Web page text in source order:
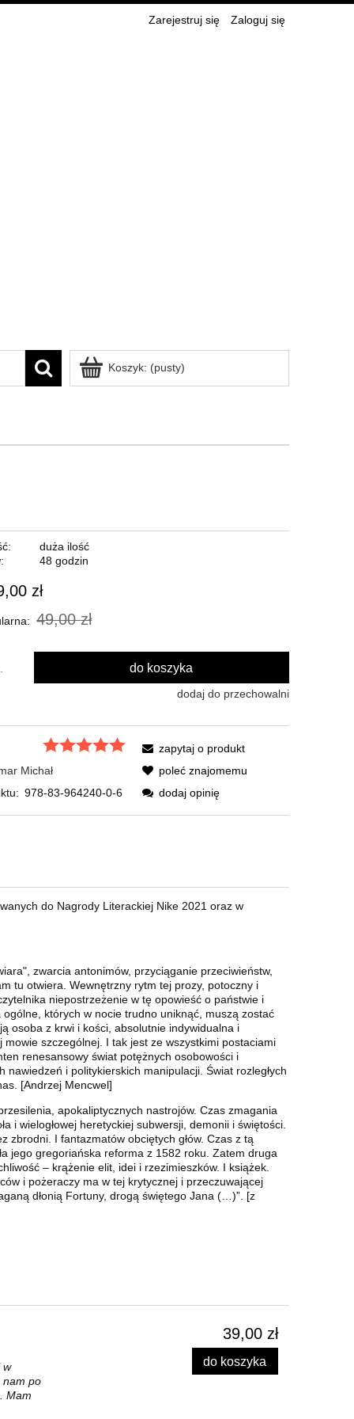
Zarejestruj się Zaloguj się
Koszyk: (pusty)
duża ilość
48 godzin
zł
49,00 zł
do koszyka
dodaj do przechowalni
Michał
978-83-964240-0-6
zapytaj o produkt
poleć znajomemu
dodaj opinię
do Nagrody Literackiej Nike 2021 oraz w
zwarcia antonimów, przyciąganie przeciwieństw,
tu otwiera. Wewnętrzny rytm tej prozy, potoczny i
niepostrzeżenie w tę opowieść o państwie i
których w nocie trudno uniknąć, muszą zostać
osoba z krwi i kości, absolutnie indywidualna i
szczególnej. I tak jest ze wszystkimi postaciami
renesansowy świat potężnych osobowości i
i politykierskich manipulacji. Świat rozległych
[Andrzej Mencwel]
apokaliptycznych nastrojów. Czas zmagania
i wielogłowej heretyckiej subwersji, demonii i świętości.
zbrodni. I fantazmatów obciętych głów. Czas z tą
jego gregoriańska reforma z 1582 roku. Zatem druga
– krążenie elit, idei i rzezimieszków. I książek.
i pożeraczy ma w tej krytycznej i przeczuwającej
dłonią Fortuny, drogą świętego Jana (…)”. [z
w
nam po
Mam
39,00 zł
do koszyka